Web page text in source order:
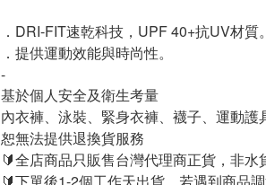
．DRI-FIT速乾科技，UPF 40+抗UV材質。
．提供運動效能與時尚性。
-
基於個人安全及衛生考量
內衣褲、泳裝、緊身衣褲、襪子、運動護
恕無法提供退換貨服務
🔰全店商品只販售台灣代理商正貨，非水